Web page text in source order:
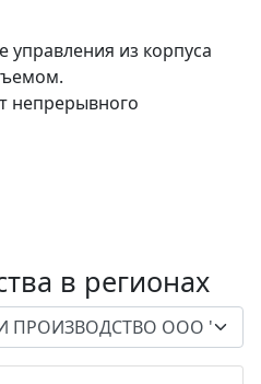
управления из корпуса
непрерывного
в регионах